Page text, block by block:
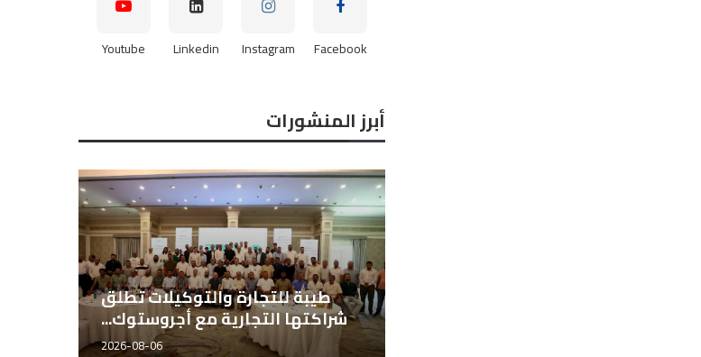
Facebook
Instagram
Linkedin
Youtube
أبرز المنشورات
طيبة للتجارة
شراكتها التجارية مع
كبير الباحثين بـ«مصر هاي تك
الدولية للبذور» الدكتور...
2026-06-21